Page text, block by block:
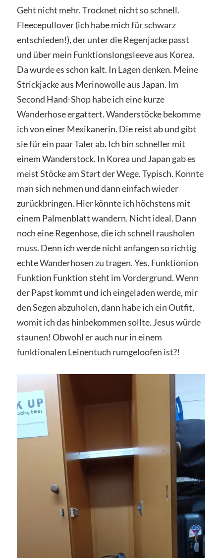
Geht nicht mehr. Trocknet nicht so schnell.
Fleecepullover (ich habe mich für schwarz
entschieden!), der unter die Regenjacke passt
und über mein Funktionslongsleeve aus Korea.
Da wurde es schon kalt. In Lagen denken. Meine
Strickjacke aus Merinowolle aus Japan. Im
Second Hand-Shop habe ich eine kurze
Wanderhose ergattert. Wanderstöcke bekomme
ich von einer Mexikanerin. Die reist ab und gibt
sie für ein paar Taler ab. Ich bin schneller mit
einem Wanderstock. In Korea und Japan gab es
meist Stöcke am Start der Wege. Typisch. Konnte
man sich nehmen und dann einfach wieder
zurückbringen. Hier könnte ich höchstens mit
einem Palmenblatt wandern. Nicht ideal. Dann
noch eine Regenhose, die ich schnell rausholen
muss. Denn ich werde nicht anfangen so richtig
echte Wanderhosen zu tragen. Yes. Funktionion
Funktion Funktion steht im Vordergrund. Wenn
der Papst kommt und ich eingeladen werde, mir
den Segen abzuholen, dann habe ich ein Outfit,
womit ich das hinbekommen sollte. Jesus würde
staunen! Obwohl er auch nur in einem
funktionalen Leinentuch rumgeloofen ist?!